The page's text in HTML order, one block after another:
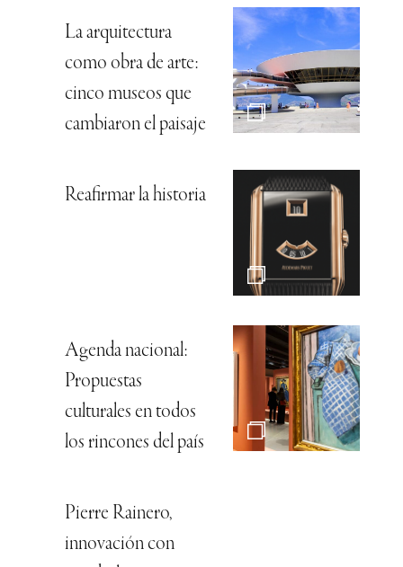
La arquitectura
como obra de arte:
cinco museos que
cambiaron el paisaje
Reafirmar la historia
Agenda nacional:
Propuestas
culturales en todos
los rincones del país
Pierre Rainero,
innovación con